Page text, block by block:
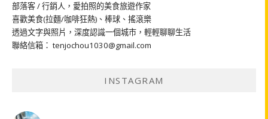
部落客 / 行銷人，愛拍照的美食旅遊作家
喜歡美食(拉麵/咖啡狂熱)、棒球、搖滾樂
透過文字與照片，深度認識一個城市，輕輕聊聊生活
聯絡信箱： tenjochou1030@gmail.com
INSTAGRAM